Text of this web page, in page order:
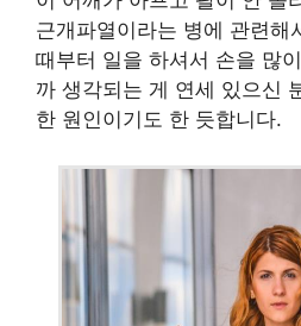
근개파열이라는 병에 관련해
때부터 일을 하셔서 손을 많
까 생각되는 게 연세 있으신
한 원인이기도 한 듯합니다.